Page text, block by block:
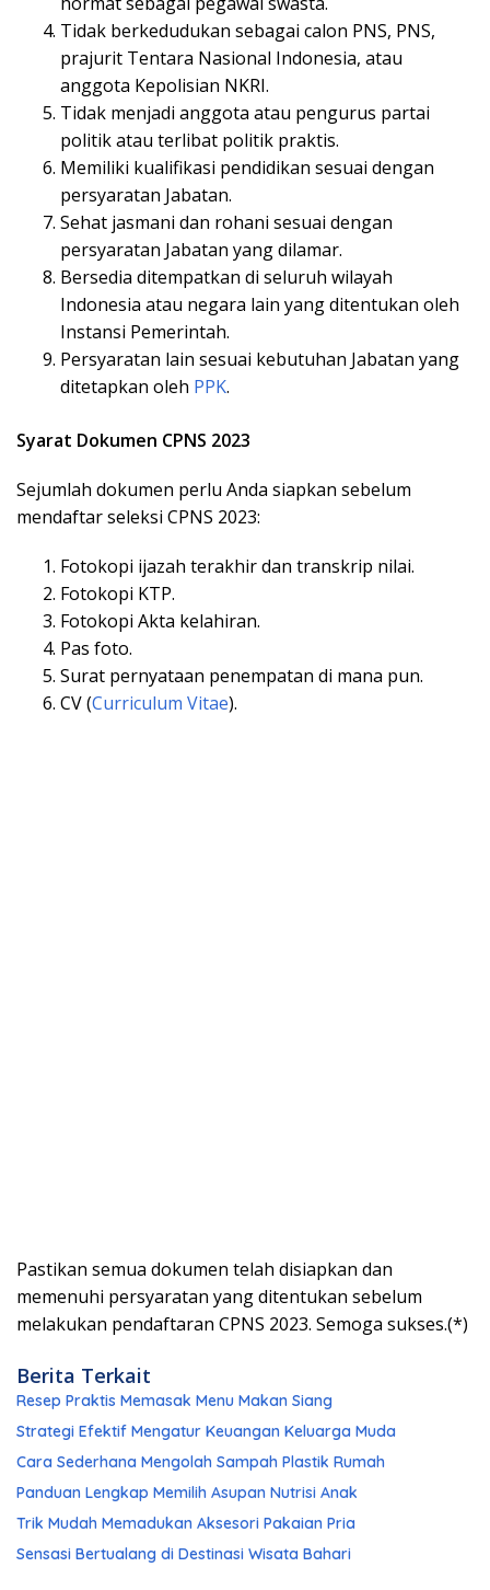
Tidak berkedudukan sebagai calon PNS, PNS,
prajurit Tentara Nasional Indonesia, atau
anggota Kepolisian NKRI.
Tidak menjadi anggota atau pengurus partai
politik atau terlibat politik praktis.
Memiliki kualifikasi pendidikan sesuai dengan
persyaratan Jabatan.
Sehat jasmani dan rohani sesuai dengan
persyaratan Jabatan yang dilamar.
Bersedia ditempatkan di seluruh wilayah
Indonesia atau negara lain yang ditentukan oleh
Instansi Pemerintah.
Persyaratan lain sesuai kebutuhan Jabatan yang
ditetapkan oleh PPK.
Syarat Dokumen CPNS 2023
Sejumlah dokumen perlu Anda siapkan sebelum
mendaftar seleksi CPNS 2023:
Fotokopi ijazah terakhir dan transkrip nilai.
Fotokopi KTP.
Fotokopi Akta kelahiran.
Pas foto.
Surat pernyataan penempatan di mana pun.
CV (Curriculum Vitae).
Pastikan semua dokumen telah disiapkan dan
memenuhi persyaratan yang ditentukan sebelum
melakukan pendaftaran CPNS 2023. Semoga sukses.(*)
Berita Terkait
Resep Praktis Memasak Menu Makan Siang
Strategi Efektif Mengatur Keuangan Keluarga Muda
Cara Sederhana Mengolah Sampah Plastik Rumah
Panduan Lengkap Memilih Asupan Nutrisi Anak
Trik Mudah Memadukan Aksesori Pakaian Pria
Sensasi Bertualang di Destinasi Wisata Bahari